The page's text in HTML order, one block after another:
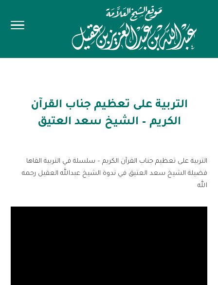
التربية على تعظيم جناب القرآن
الكريم – الشيخ سعد العتيق
التربية على تعظيم جناب القرآن الكريم – سلسلة في التربية القاها
فضيلة الشيخ سعد العتيق في ندوة الشيخ عبدالله العقيل رحمه
الله